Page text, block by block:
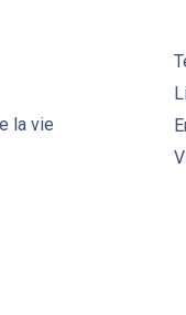
la vie